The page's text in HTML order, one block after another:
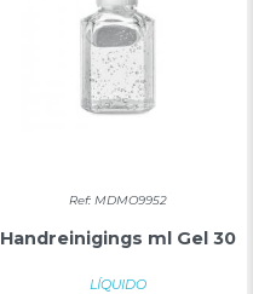
Ref: MDMO9952
Handreinigings ml Gel 30
LÍQUIDO